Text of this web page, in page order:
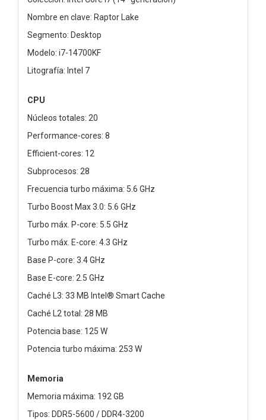
Nombre en clave: Raptor Lake
Segmento: Desktop
Modelo: i7-14700KF
Litografía: Intel 7
CPU
Núcleos totales: 20
Performance-cores: 8
Efficient-cores: 12
Subprocesos: 28
Frecuencia turbo máxima: 5.6 GHz
Turbo Boost Max 3.0: 5.6 GHz
Turbo máx. P-core: 5.5 GHz
Turbo máx. E-core: 4.3 GHz
Base P-core: 3.4 GHz
Base E-core: 2.5 GHz
Caché L3: 33 MB Intel® Smart Cache
Caché L2 total: 28 MB
Potencia base: 125 W
Potencia turbo máxima: 253 W
Memoria
Memoria máxima: 192 GB
Tipos: DDR5-5600 / DDR4-3200